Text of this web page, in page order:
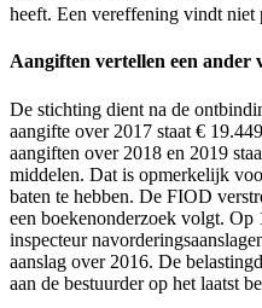
heeft. Een vereffening vindt niet
Aangiften vertellen een ander
De stichting dient na de
aangifte over 2017 staat €
aangiften over 2018 en 2019
middelen. Dat is opmerkelijk
baten te hebben. De FIOD
een boekenonderzoek volgt. Op
inspecteur
aanslag over 2016. De
aan de bestuurder op het laatst